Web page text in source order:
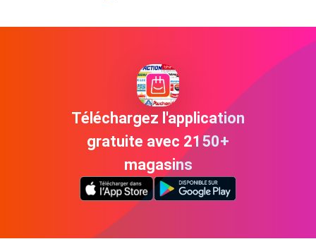
Téléchargez l'application
gratuite avec 2150+
magasins